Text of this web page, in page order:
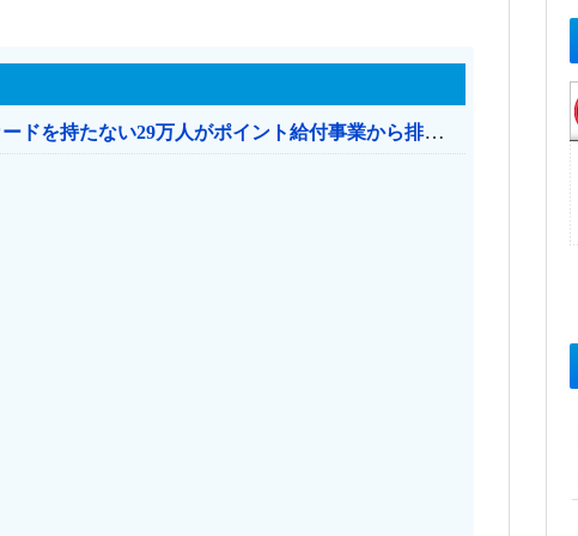
共産党「これは酷い…京都市でマイナンバーカードを持たない29万人がポイント給付事業から排除された」